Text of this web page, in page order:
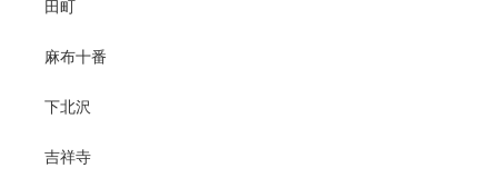
田町
麻布十番
下北沢
吉祥寺